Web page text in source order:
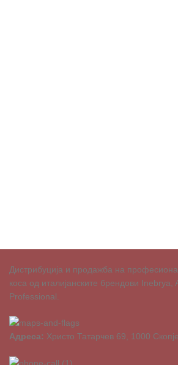
Дистрибуција и продажба на
коса од италијанските брендови Inebrya,
Professional.
Адреса: Христо Татарчев 69, 1000 Скопје